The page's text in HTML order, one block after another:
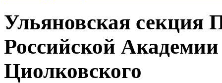
Ульяновская секция
Российской
Циолковского